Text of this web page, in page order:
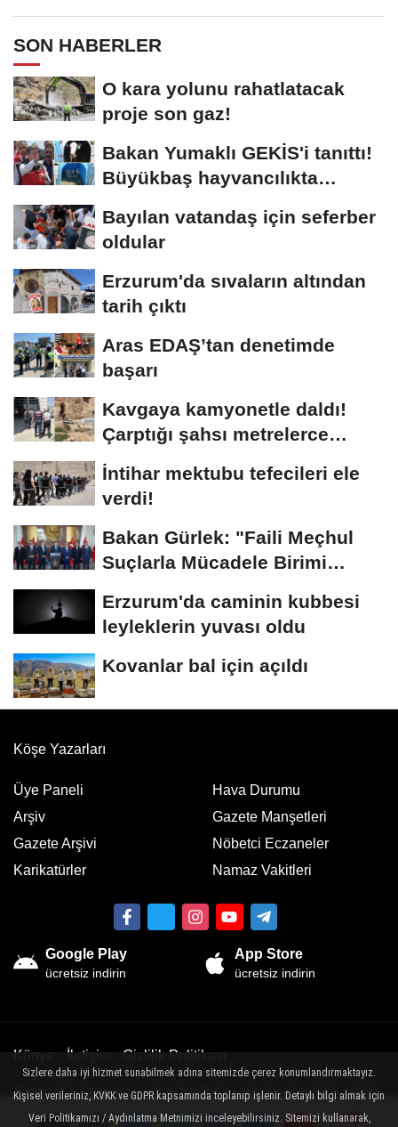
SON HABERLER
O kara yolunu rahatlatacak
proje son gaz!
Bakan Yumaklı GEKİS'i tanıttı!
Büyükbaş hayvancılıkta
Bayılan vatandaş için seferber
oldular
Erzurum'da sıvaların altından
tarih çıktı
Aras EDAŞ’tan denetimde
başarı
Kavgaya kamyonetle daldı!
Çarptığı şahsı metrelerce
sürükledi
İntihar mektubu tefecileri ele
verdi!
Bakan Gürlek: "Faili Meçhul
Suçlarla Mücadele Birimi
Erzurum'da caminin kubbesi
leyleklerin yuvası oldu
Kovanlar bal için açıldı
Köşe Yazarları
Üye Paneli
Arşiv
Gazete Arşivi
Karikatürler
Hava Durumu
Gazete Manşetleri
Nöbetci Eczaneler
Namaz Vakitleri
Google Play
ücretsiz indirin
App Store
ücretsiz indirin
Künye İletişim Gizlilik Politikası
Sitemizde bulunan yazı , video, fotoğraf ve haberlerin her hakkı saklıdır.
Sizlere daha iyi hizmet sunabilmek adına sitemizde çerez konumlandırmaktayız.
Kişisel verileriniz, KVKK ve GDPR kapsamında toplanıp işlenir. Detaylı bilgi almak için
Veri Politikamızı / Aydınlatma Metnimizi inceleyebilirsiniz. Sitemizi kullanarak,